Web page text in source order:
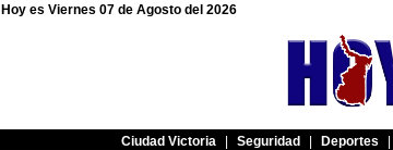
Hoy es Viernes 07 de Agosto del 2026
Ciudad Victoria Seguridad Deportes